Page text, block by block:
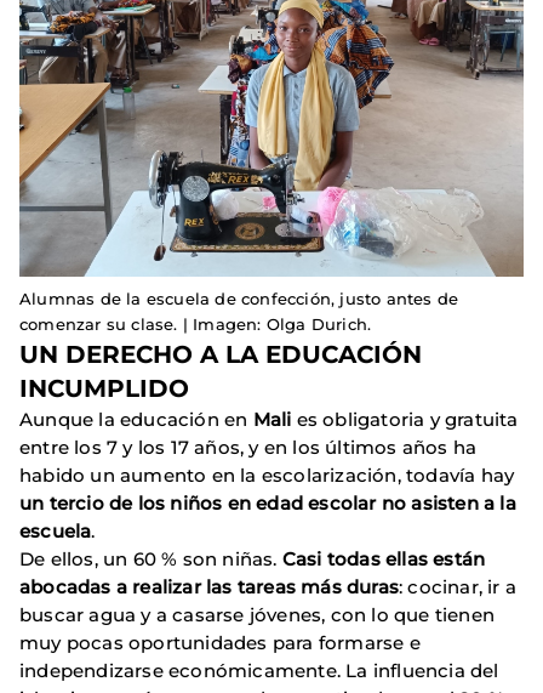
Alumnas de la escuela de confección, justo antes de
comenzar su clase. | Imagen: Olga Durich.
UN DERECHO A LA EDUCACIÓN
INCUMPLIDO
Aunque la educación en Mali es obligatoria y gratuita
entre los 7 y los 17 años, y en los últimos años ha
habido un aumento en la escolarización, todavía hay
un tercio de los niños en edad escolar no asisten a la
escuela.
De ellos, un 60 % son niñas. Casi todas ellas están
abocadas a realizar las tareas más duras: cocinar, ir a
buscar agua y a casarse jóvenes, con lo que tienen
muy pocas oportunidades para formarse e
independizarse económicamente. La influencia del